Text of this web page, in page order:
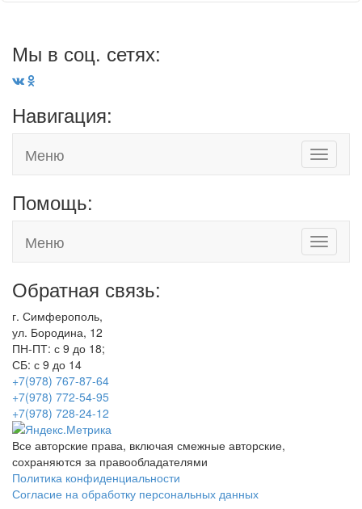
Мы в соц. сетях:
Навигация:
Toggle
Меню
Помощь:
Toggle
Меню
Обратная связь:
г. Симферополь,
ул. Бородина, 12
ПН-ПТ: с 9 до 18;
СБ: с 9 до 14
+7(978) 767-87-64
+7(978) 772-54-95
+7(978) 728-24-12
Все авторские права, включая смежные авторские,
сохраняются за правообладателями
Политика конфиденциальности
Согласие на обработку персональных данных